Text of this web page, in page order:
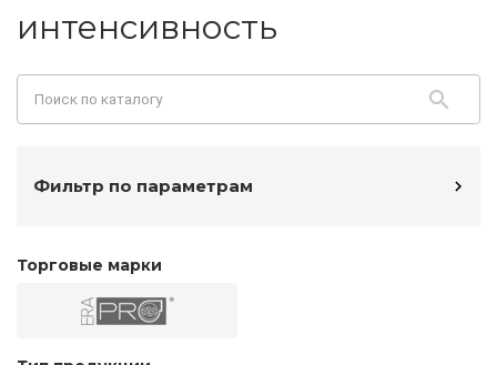
интенсивность
Фильтр по параметрам
Торговые марки